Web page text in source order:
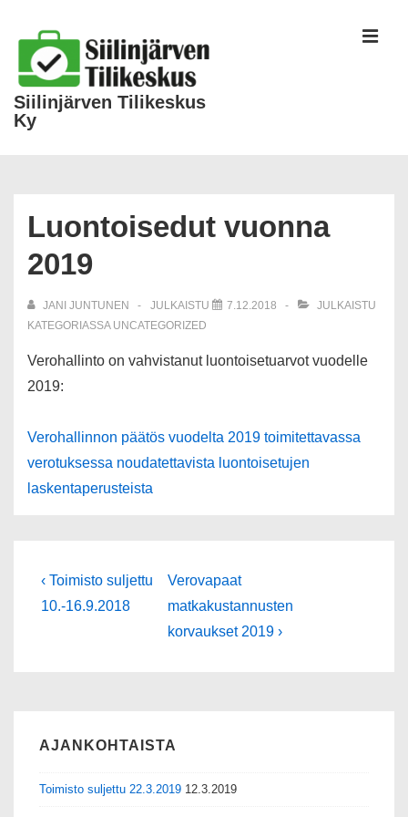
Siilinjärven Tilikeskus
Ky
Luontoisedut vuonna
2019
JANI JUNTUNEN JULKAISTU 7.12.2018
JULKAISTU
KATEGORIASSA UNCATEGORIZED
Verohallinto on vahvistanut luontoisetuarvot vuodelle
2019:
Verohallinnon päätös vuodelta 2019 toimitettavassa
verotuksessa noudatettavista luontoisetujen
laskentaperusteista
‹ Toimisto suljettu
10.-16.9.2018
Verovapaat
matkakustannusten
korvaukset 2019 ›
AJANKOHTAISTA
Toimisto suljettu 22.3.2019 12.3.2019